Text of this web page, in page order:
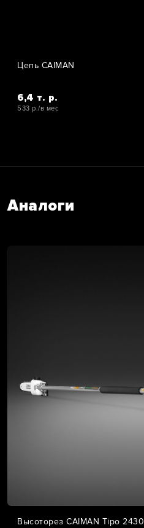
Цепь CAIMAN
6,4 т. р.
533 р./в мес
Аналоги
Высоторез CAIMAN Tipo 2430